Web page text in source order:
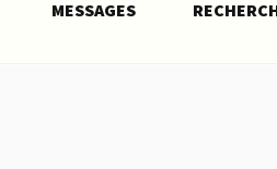
MESSAGES